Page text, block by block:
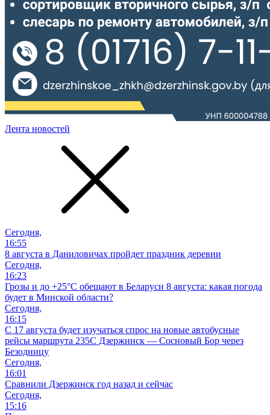
Лента новостей
Сегодня,
16:55
8 августа в Даниловичах пройдет праздник деревни
Сегодня,
16:23
Грозы и до +25°С обещают в Беларуси 8 августа: какая погода
будет в Минской области?
Сегодня,
16:15
С 17 августа будет изучаться спрос на новые автобусные
рейсы маршрута 235С Дзержинск — Сосновый Бор через
Безодницу
Сегодня,
16:01
Сравнили Дзержинск год назад и сейчас
Сегодня,
15:16